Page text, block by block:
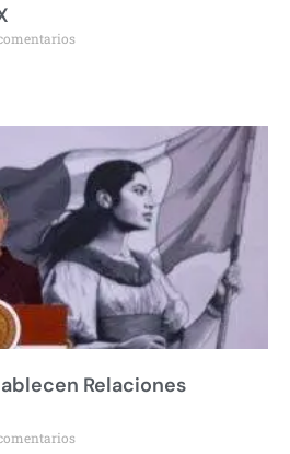
Relaciones